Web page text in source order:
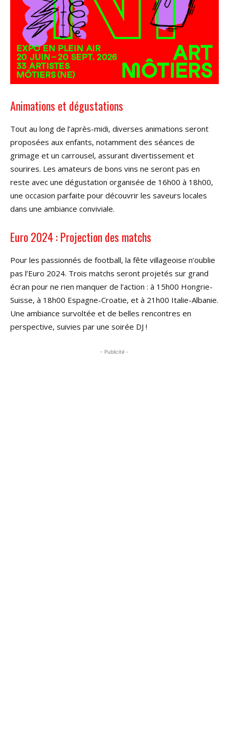
Animations et dégustations
Tout au long de l’après-midi, diverses animations seront
proposées aux enfants, notamment des séances de
grimage et un carrousel, assurant divertissement et
sourires. Les amateurs de bons vins ne seront pas en
reste avec une dégustation organisée de 16h00 à 18h00,
une occasion parfaite pour découvrir les saveurs locales
dans une ambiance conviviale.
Euro 2024 : Projection des matchs
Pour les passionnés de football, la fête villageoise n’oublie
pas l’Euro 2024. Trois matchs seront projetés sur grand
écran pour ne rien manquer de l’action : à 15h00 Hongrie-
Suisse, à 18h00 Espagne-Croatie, et à 21h00 Italie-Albanie.
Une ambiance survoltée et de belles rencontres en
perspective, suivies par une soirée DJ !
- Publicité -